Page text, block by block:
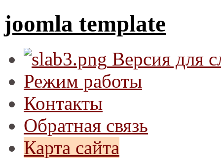
joomla template
Версия для
Режим работы
Контакты
Обратная связь
Карта сайта